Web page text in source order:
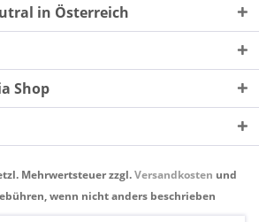
in Österreich
Shop
Mehrwertsteuer zzgl.Versandkosten und
wenn nicht anders beschrieben